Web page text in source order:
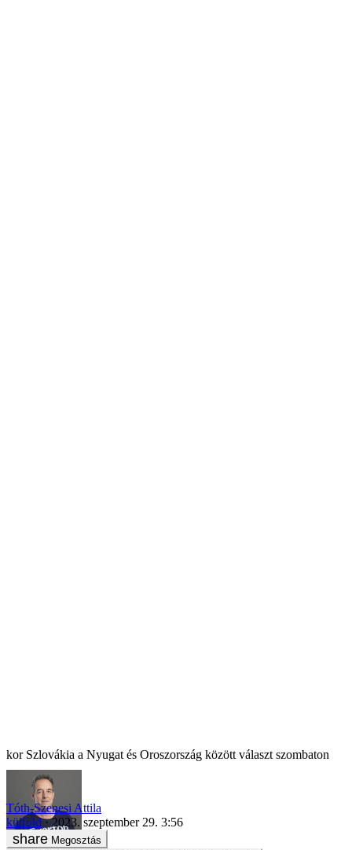
Szlovákia a Nyugat és Oroszország között választ szombaton
Tóth-Szenesi Attila
külföld
2023. szeptember 29. 3:56
Megosztás